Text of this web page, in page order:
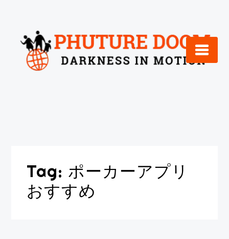
Tag: ポーカーアプリ
おすすめ